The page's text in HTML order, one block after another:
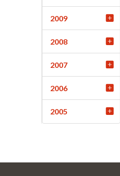
2009
2008
2007
2006
2005